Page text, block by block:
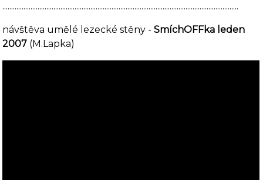
......................................................................................................................................
návštěva umělé lezecké stěny -SmíchOFFka leden
2007 (M.Lapka)